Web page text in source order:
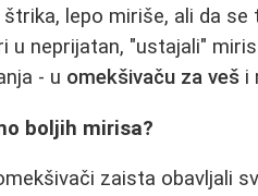
lepo miriše, ali da se
u neprijatan, "ustajali"
- u omekšivaču za veš i
boljih mirisa?
zaista obavljali